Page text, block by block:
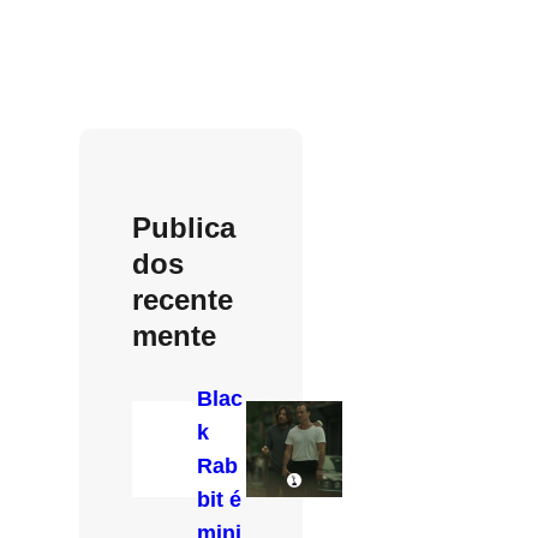
Publica
dos
recente
mente
Blac
k
Rab
bit é